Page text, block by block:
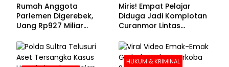
Rumah Anggota
Parlemen Digerebek,
Uang Rp927 Miliar
Miris! Empat Pelajar
Diduga Jadi Komplotan
Curanmor Lintas
HUKUM & KRIMINAL